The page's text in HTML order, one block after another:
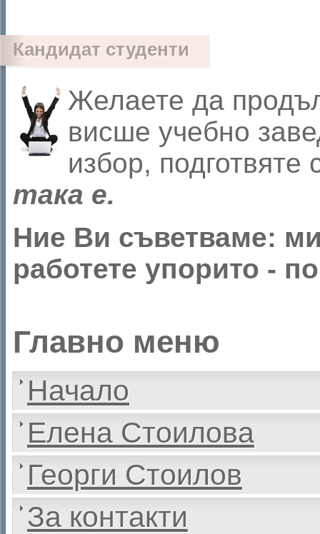
Кандидат студенти
Желаете да
висше учебно
избор, подготвяте
така е.
Ние Ви съветваме:
работете упорито -
Главно меню
Начало
Елена Стоилова
Георги Стоилов
За контакти